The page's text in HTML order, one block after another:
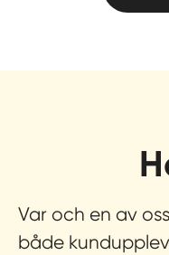
Var och en av
både